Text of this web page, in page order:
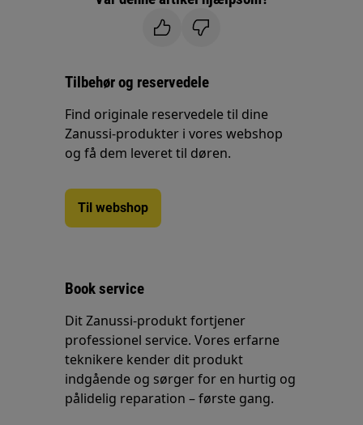
Tilbehør og reservedele
Find originale reservedele til dine
Zanussi-produkter i vores webshop
og få dem leveret til døren.
Til webshop
Book service
Dit Zanussi-produkt fortjener
professionel service. Vores erfarne
teknikere kender dit produkt
indgående og sørger for en hurtig og
pålidelig reparation – første gang.